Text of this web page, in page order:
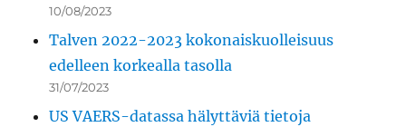
10/08/2023
Talven 2022-2023 kokonaiskuolleisuus
edelleen korkealla tasolla
31/07/2023
US VAERS-datassa hälyttäviä tietoja